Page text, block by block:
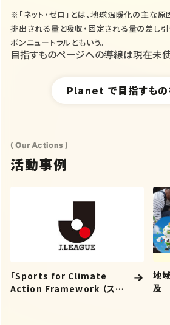
※「ネット・ゼロ」とは、地球温暖化の主な
排出される量と吸収・固定される量の差し
ボンニュートラルともいう。
目指すものページへの導線は現在未
Planet で目指すも
( Our Actions )
活動事例
「Sports for Climate
Action Framework （ス
地
及